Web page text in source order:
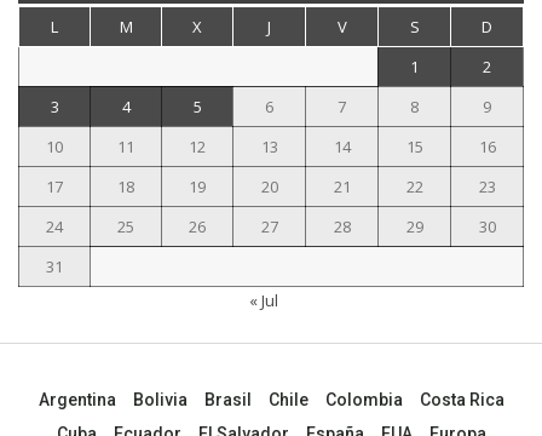
L M X J V S
D
1
2
3
4 5 6 7 8
9
10
11 12 13 14 15
16
17
18 19 20 21 22
23
24
25 26 27 28 29
30
31
« Jul
Argentina Bolivia Brasil Chile Colombia
Costa Rica